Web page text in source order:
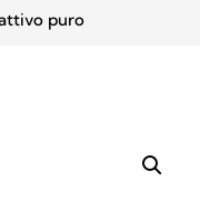
puro